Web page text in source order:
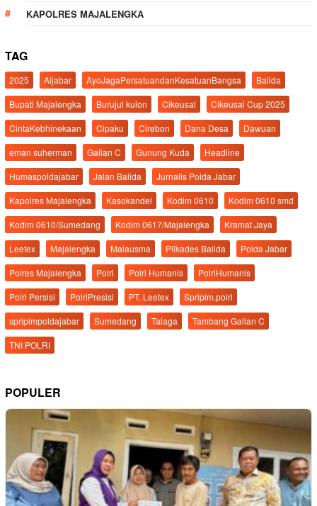
KAPOLRES MAJALENGKA
TAG
2025 Aljabar AyoJagaPersatuandanKesatuanBangsa
Balida
Bupati Majalengka
Burujul kulon Cikeusal
Cikeusal Cup 2025
CintaKebhinekaan
Cipaku Cirebon Dana Desa
Dawuan
eman suherman
Galian C Gunung Kuda
Headline
Humaspoldajabar
Jalan Balida
Jurnalis Polda Jabar
Kapolres Majalengka
Kasokandel Kodim 0610
Kodim 0610 smd
Kodim 0610/Sumedang
Kodim 0617/Majalengka
Kramat Jaya
Leetex
Majalengka Malausma Pilkades Balida
Polda Jabar
Polres Majalengka
Polri Polri Humanis
PolriHumanis
Polri Persisi
PolriPresisi PT. Leetex
Spripim.polri
spripimpoldajabar
Sumedang Talaga
Tambang Galian C
TNI POLRI
POPULER